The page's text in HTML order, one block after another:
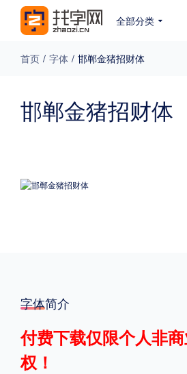
全部分类
免费下载 收费下载 更多
格式
.TTF
首页 / 字体 / 邯郸金猪招财体
邯郸金猪招财体
字体简介
付费下载仅限个人非
权！